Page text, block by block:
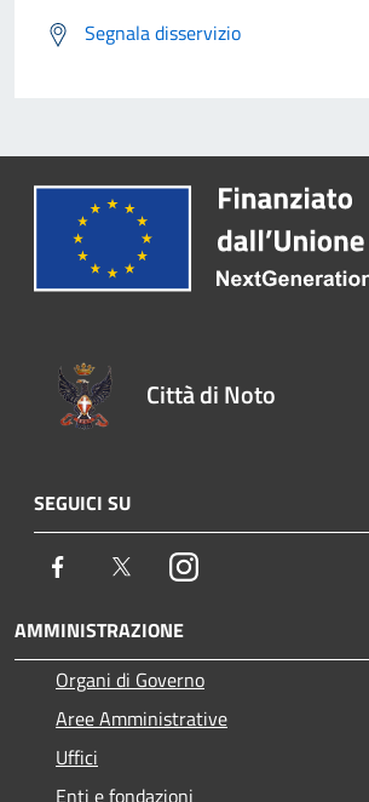
Segnala disservizio
Città di Noto
SEGUICI SU
Facebook TwitterInstagram
AMMINISTRAZIONE
Organi di Governo
Aree Amministrative
Uffici
Enti e fondazioni